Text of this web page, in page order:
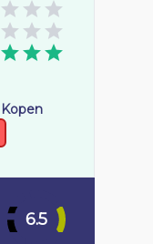
6.5